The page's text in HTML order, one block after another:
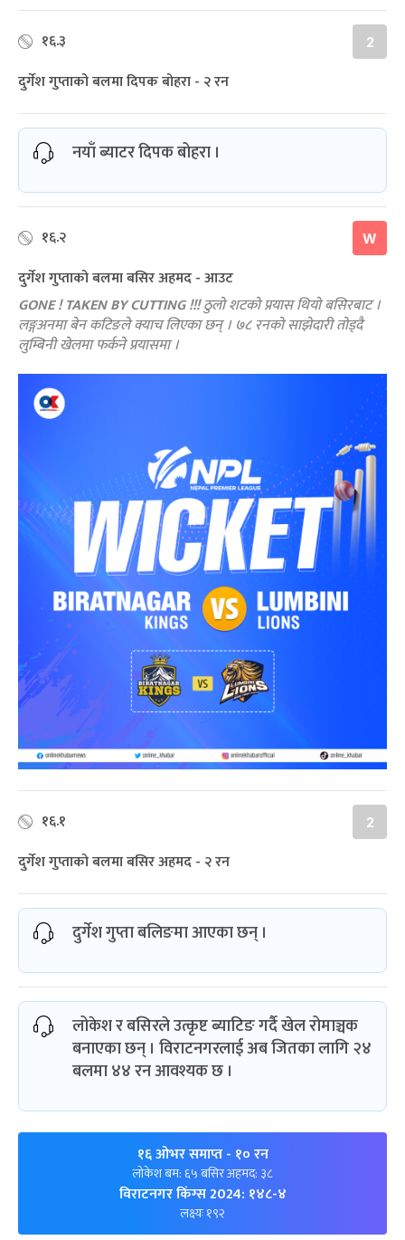
१६.३ 2
दुर्गेश गुप्ताको बलमा दिपक बोहरा - २ रन
नयाँ ब्याटर दिपक बोहरा ।
१६.२ W
दुर्गेश गुप्ताको बलमा बसिर अहमद - आउट
GONE ! TAKEN BY CUTTING !!!ठुलो शटको प्रयास थियो बसिरबाट ।
लङ्गअनमा बेन कटिङले क्याच लिएका छन् । ७८ रनको साझेदारी तोड्दै
लुम्बिनी खेलमा फर्कने प्रयासमा ।
१६.१ 2
दुर्गेश गुप्ताको बलमा बसिर अहमद - २ रन
दुर्गेश गुप्ता बलिङमा आएका छन् ।
लोकेश र बसिरले उत्कृष्ट ब्याटिङ गर्दै खेल रोमाञ्चक
बनाएका छन् । विराटनगरलाई अब जितका लागि २४
बलमा ४४ रन आवश्यक छ ।
१६ ओभर समाप्त- १० रन
लोकेश बम: ६५ बसिर अहमद: ३८
विराटनगर किंग्स 2024: १४८-४
लक्ष्यः १९२